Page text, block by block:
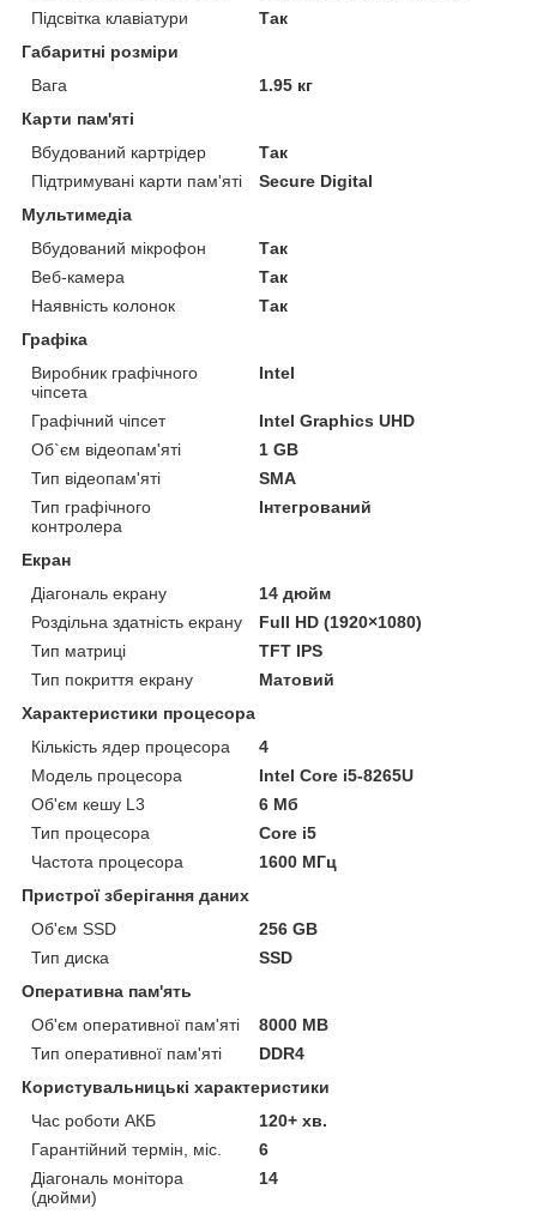
Підсвітка клавіатури
Так
Габаритні розміри
Вага
1.95 кг
Карти пам'яті
Вбудований картрідер
Так
Підтримувані карти пам'яті
Secure Digital
Мультимедіа
Вбудований мікрофон
Так
Веб-камера
Так
Наявність колонок
Так
Графіка
Виробник графічного
чіпсета
Intel
Графічний чіпсет
Intel Graphics UHD
Об`єм відеопам'яті
1 GB
Тип відеопам'яті
SMA
Тип графічного
контролера
Інтегрований
Екран
Діагональ екрану
14 дюйм
Роздільна здатність екрану
Full HD (1920×1080)
Тип матриці
TFT IPS
Тип покриття екрану
Матовий
Характеристики процесора
Кількість ядер процесора
4
Модель процесора
Intel Core i5-8265U
Об'єм кешу L3
6 Мб
Тип процесора
Core i5
Частота процесора
1600 МГц
Пристрої зберігання даних
Об'єм SSD
256 GB
Тип диска
SSD
Оперативна пам'ять
Об'єм оперативної пам'яті
8000 MB
Тип оперативної пам'яті
DDR4
Користувальницькі характеристики
Час роботи АКБ
120+ хв.
Гарантійний термін, міс.
6
Діагональ монітора
(дюйми)
14